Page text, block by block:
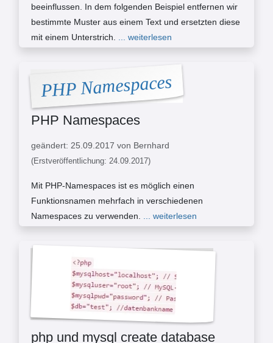
beeinflussen. In dem folgenden Beispiel entfernen wir
bestimmte Muster aus einem Text und ersetzten diese
mit einem Unterstrich.
... weiterlesen
PHP Namespaces
PHP Namespaces
geändert: 25.09.2017 von Bernhard
(Erstveröffentlichung: 24.09.2017)
Mit PHP-Namespaces ist es möglich einen
Funktionsnamen mehrfach in verschiedenen
Namespaces zu verwenden.
... weiterlesen
php und mysql create database